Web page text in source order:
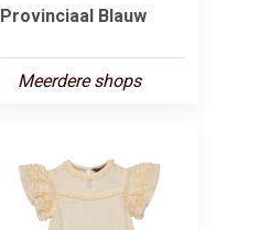
Provinciaal Blauw
Meerdere shops